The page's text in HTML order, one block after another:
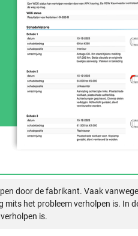
door de fabrikant. Vaak
het probleem verholpen is. In
is.